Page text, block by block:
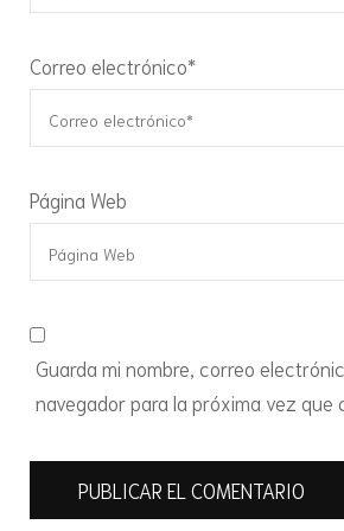
Correo electrónico*
Página Web
Guarda mi nombre, correo
navegador para la próxima vez que